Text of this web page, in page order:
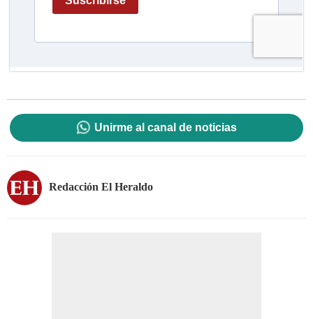
Unirme al canal de noticias
Redacción El Heraldo